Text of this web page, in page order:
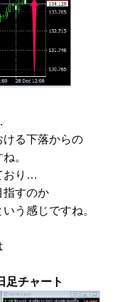
ける下落からの
。
おり…
指すのか
う感じですね。
足チャート